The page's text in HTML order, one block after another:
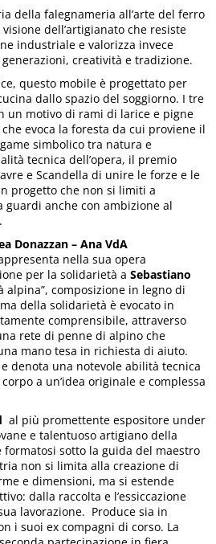
della falegnameria all’arte del ferro
dell’artigianato che resiste
industriale e valorizza invece
creatività e tradizione.
questo mobile è progettato per
dallo spazio del soggiorno. I tre
un motivo di rami di larice e pigne
evoca la foresta da cui proviene il
simbolico tra natura e
tecnica dell’opera, il premio
e Scandella di unire le forze e le
progetto che non si limiti a
guardi anche con ambizione al
Donazzan – Ana VdA
nella sua opera
per la solidarietà aSebastiano
alpina”, composizione in legno di
della solidarietà è evocato in
comprensibile, attraverso
rete di penne di alpino che
mano tesa in richiesta di aiuto.
e denota una notevole abilità tecnica
a un’idea originale e complessa
al più promettente espositore under
e talentuoso artigiano della
formatosi sotto la guida del maestro
non si limita alla creazione di
e dimensioni, ma si estende
dalla raccolta e l’essiccazione
lavorazione. Produce sia in
i suoi ex compagni di corso. La